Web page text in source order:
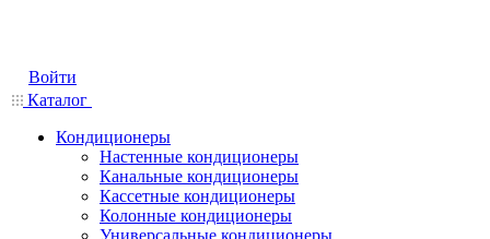
Войти
Каталог
Кондиционеры
Настенные кондиционеры
Канальные кондиционеры
Кассетные кондиционеры
Колонные кондиционеры
Универсальные кондиционеры